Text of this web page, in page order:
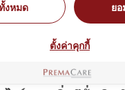
งหมด ย
ตั้งค่าคุกกี้